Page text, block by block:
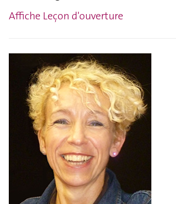
Affiche Leçon d'ouverture